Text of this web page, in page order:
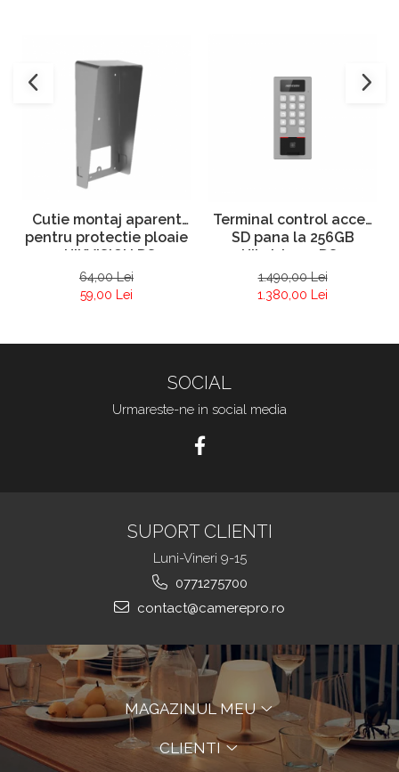
Cutie montaj aparent
pentru protectie ploaie
– HIKVISION DS-
KABV8113-RS
64,00 Lei
59,00 Lei
Terminal control acces
SD pana la 256GB
Hikvision – DS-
K1T502DBFWX-C -
amprenta + pin
1.490,00 Lei
1.380,00 Lei
SOCIAL
Urmareste-ne in social media
SUPORT CLIENTI
Luni-Vineri 9-15
0771275700
contact@camerepro.ro
MAGAZINUL MEU
CLIENTI